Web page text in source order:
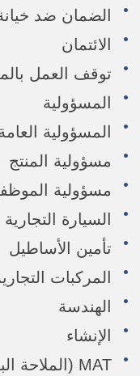
الضمان ضد خيانة
الائتمان
توقف العمل
المسؤولية
المسؤولية
مسؤولية المنتج
مسؤولية
السيارة التجارية
تأمين الأساطيل
المركبات
الهندسة
الإنشاء
MAT (الملاحة البحرية، والجوية، والنقل)